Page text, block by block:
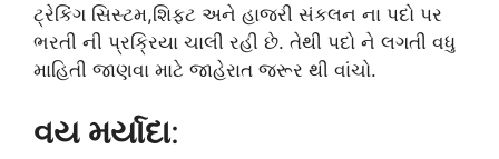
ટ્રેકિંગ સિસ્ટમ,શિફ્ટ અને હાજરી સંકલન ના પદો પર
ભરતી ની પ્રક્રિયા ચાલી રહી છે. તેથી પદો ને લગતી વધુ
માહિતી જાણવા માટે જાહેરાત જરૂર થી વાંચો.
વય મર્યાદા: